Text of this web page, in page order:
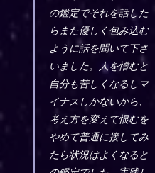
の鑑定でそれを話した
らまた優しく包み込む
ように話を聞いて下さ
いました。人を憎むと
自分も苦しくなるしマ
イナスしかないから、
考え方を変えて恨むを
やめて普通に接してみ
たら状況はよくなると